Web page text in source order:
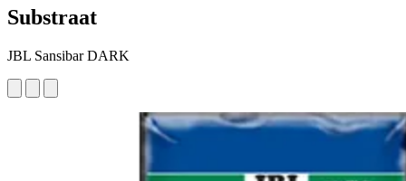
Substraat
JBL Sansibar DARK